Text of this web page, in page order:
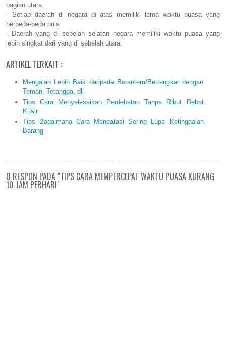
bagian utara.
- Setiap daerah di negara di atas memiliki lama waktu puasa yang
berbeda-beda pula.
- Daerah yang di sebelah selatan negara memiliki waktu puasa yang
lebih singkat dari yang di sebelah utara.
ARTIKEL TERKAIT :
Mengalah Lebih Baik daripada Berantem/Bertengkar dengan
Teman, Tetangga, dll
Tips Cara Menyelesaikan Perdebatan Tanpa Ribut Debat
Kusir
Tips Bagaimana Cara Mengatasi Sering Lupa Ketinggalan
Barang
0 RESPON PADA "TIPS CARA MEMPERCEPAT WAKTU PUASA KURANG
10 JAM PERHARI"